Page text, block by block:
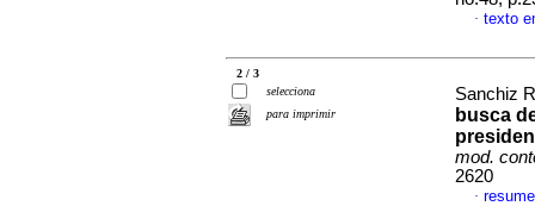
· texto
2 / 3
selecciona
para imprimir
Sanchiz
busca
mod.
2620
·